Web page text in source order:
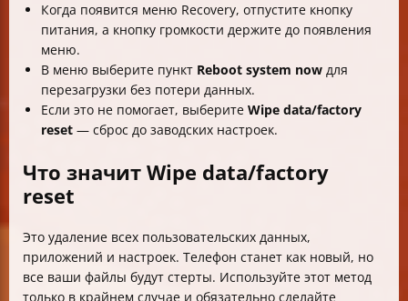
Когда появится меню Recovery, отпустите кнопку
питания, а кнопку громкости держите до появления
меню.
В меню выберите пункт Reboot system now для
перезагрузки без потери данных.
Если это не помогает, выберите Wipe data/factory
reset — сброс до заводских настроек.
Что значит Wipe data/factory
reset
Это удаление всех пользовательских данных,
приложений и настроек. Телефон станет как новый, но
все ваши файлы будут стерты. Используйте этот метод
только в крайнем случае и обязательно сделайте